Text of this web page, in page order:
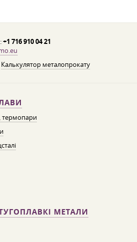
+1 716 910 04 21
Калькулятор металопрокату
термопари
ТУГОПЛАВКІ МЕТАЛИ